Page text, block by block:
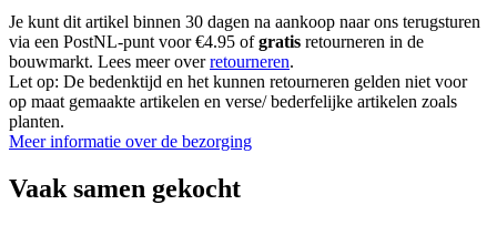
Je kunt dit artikel binnen 30 dagen na aankoop naar ons terugsturen
via een PostNL-punt voor €4.95 ofgratis retourneren in de
bouwmarkt. Lees meer overretourneren.
Let op: De bedenktijd en het kunnen retourneren gelden niet voor
op maat gemaakte artikelen en verse/ bederfelijke artikelen zoals
planten.
Meer informatie over de bezorging
Vaak samen gekocht